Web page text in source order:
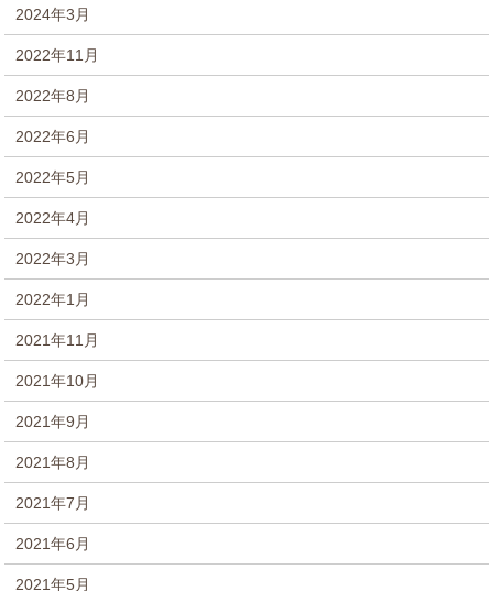
2024年3月
2022年11月
2022年8月
2022年6月
2022年5月
2022年4月
2022年3月
2022年1月
2021年11月
2021年10月
2021年9月
2021年8月
2021年7月
2021年6月
2021年5月